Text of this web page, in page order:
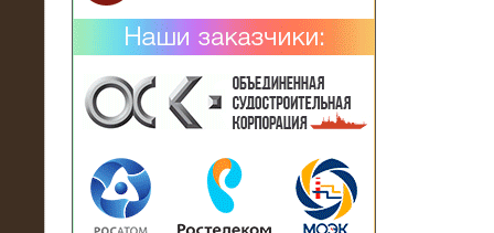
02.02.2019
Нагрузочный комплекс 26 МВт (10
кВ) поставлен в аренду на